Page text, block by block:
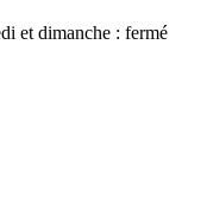
et dimanche : fermé